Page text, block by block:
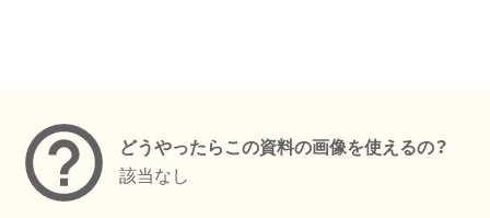
どうやったらこの資料の画像を使えるの？
該当なし